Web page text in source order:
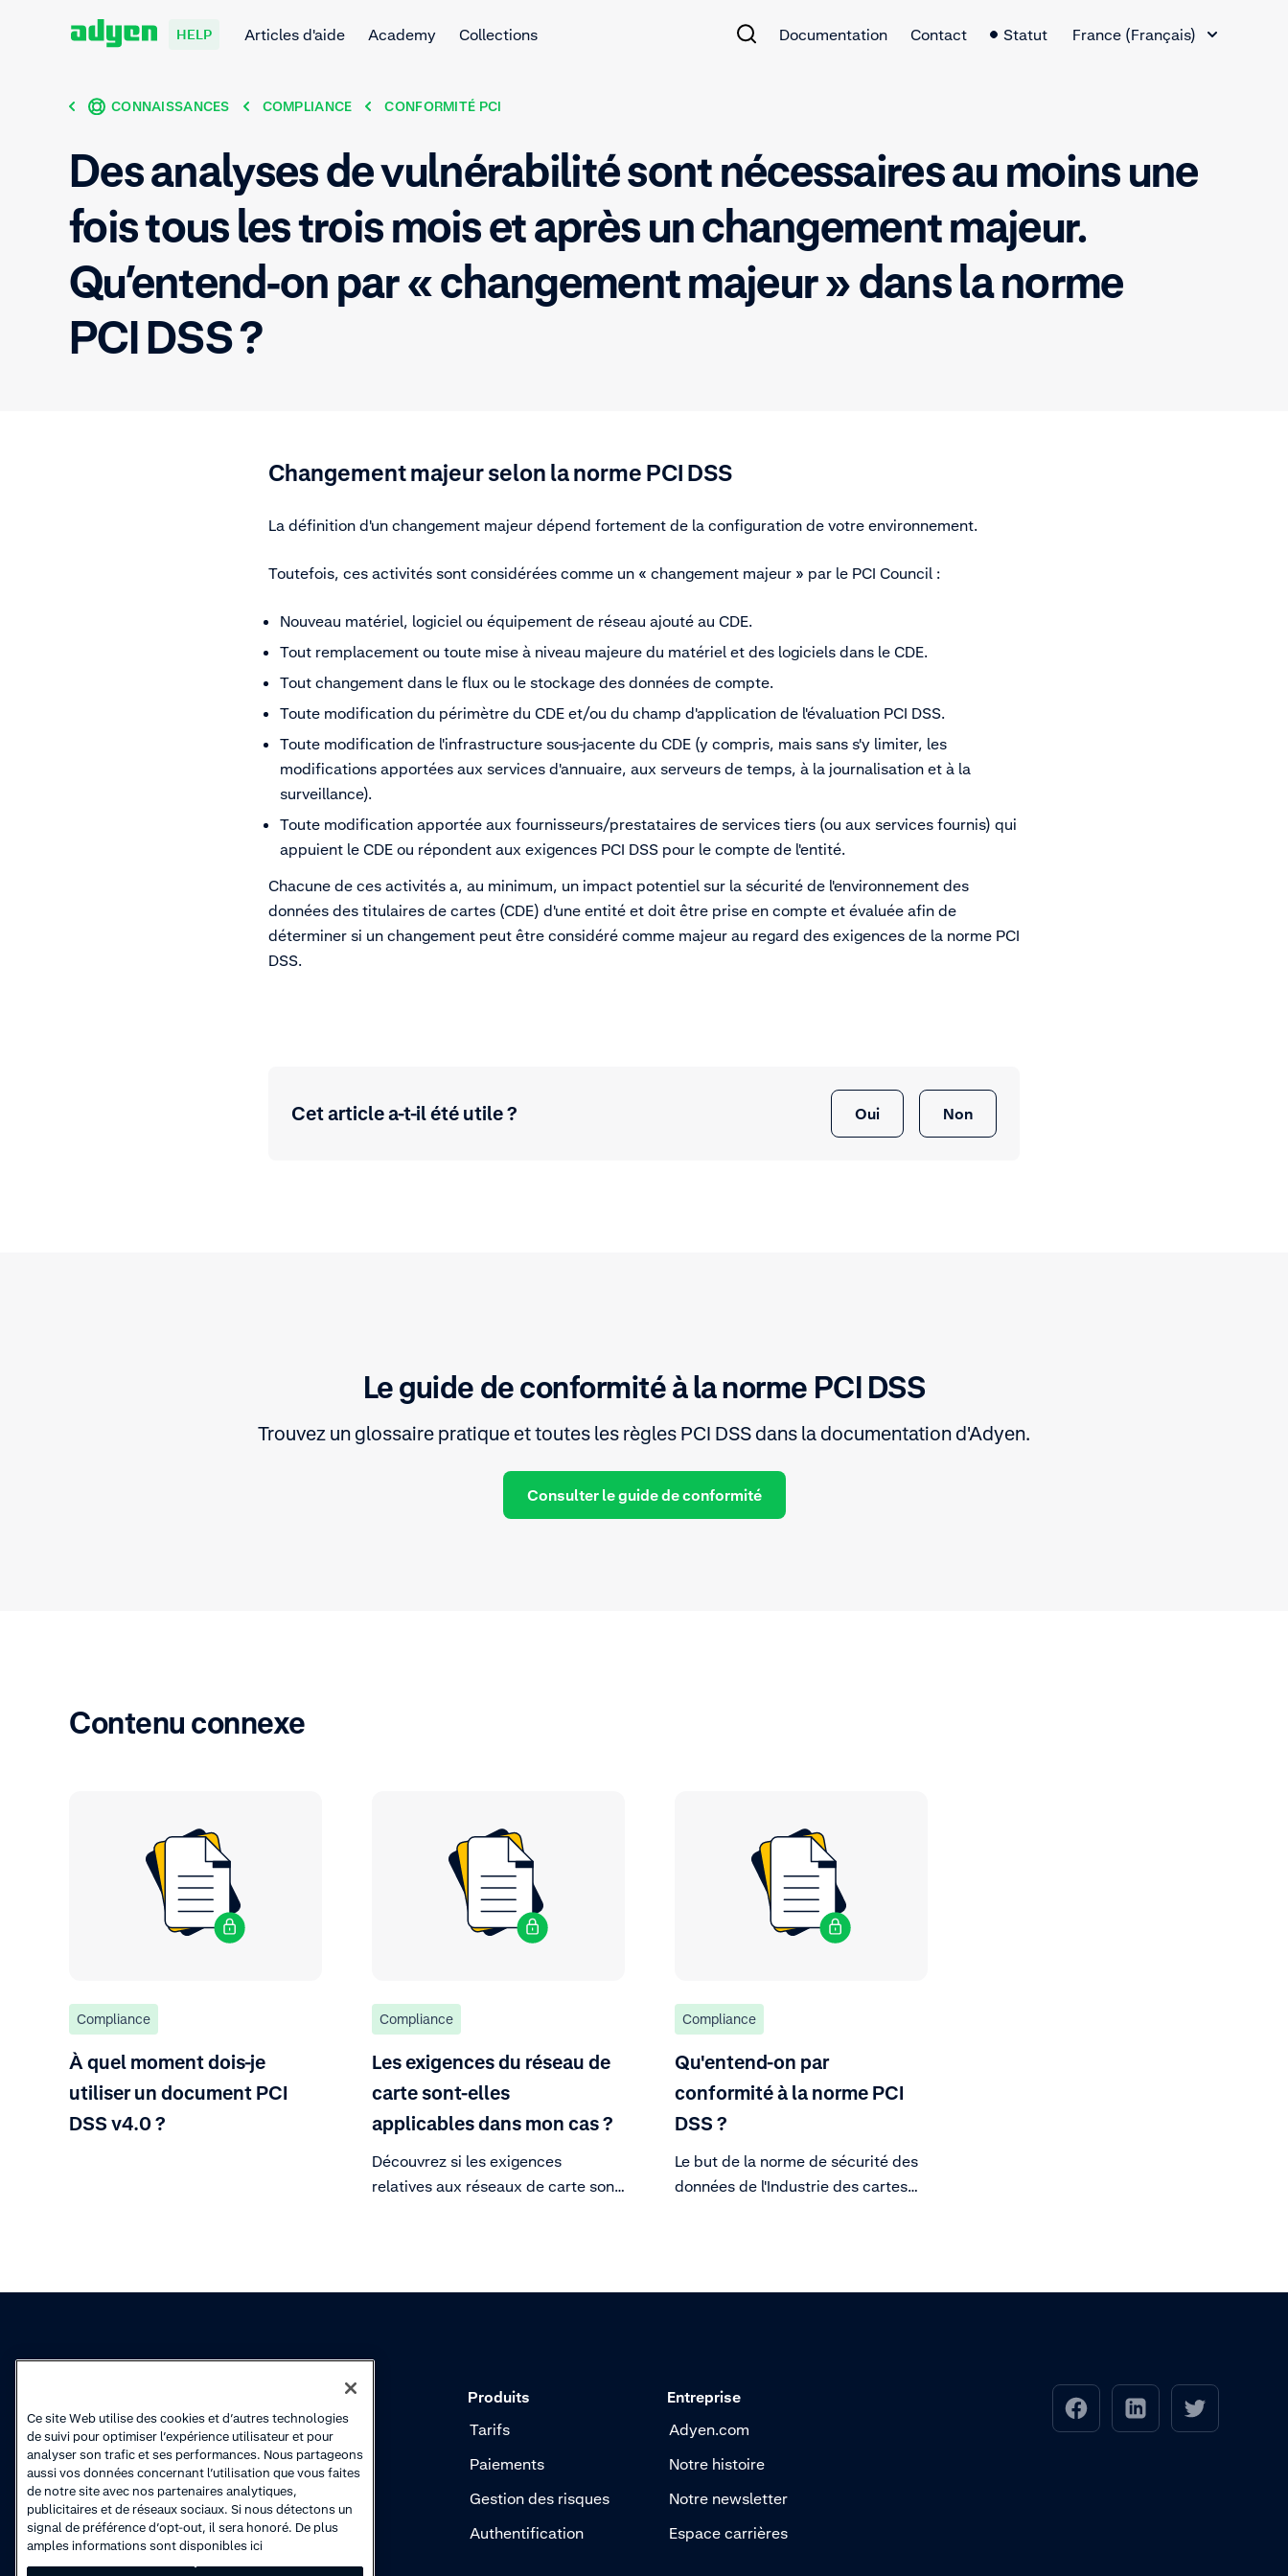
HELP Articles d'aide Academy Collections Documentation Contact Statut
France (Français)
CONNAISSANCES COMPLIANCE CONFORMITÉ PCI
Des analyses de vulnérabilité sont nécessaires au moins une
fois tous les trois mois et après un changement majeur.
Qu’entend-on par « changement majeur » dans la norme
PCI DSS ?
Changement majeur selon la norme PCI DSS
La définition d'un changement majeur dépend fortement de la configuration de votre environnement.
Toutefois, ces activités sont considérées comme un « changement majeur » par le PCI Council :
Nouveau matériel, logiciel ou équipement de réseau ajouté au CDE.
Tout remplacement ou toute mise à niveau majeure du matériel et des logiciels dans le CDE.
Tout changement dans le flux ou le stockage des données de compte.
Toute modification du périmètre du CDE et/ou du champ d'application de l'évaluation PCI DSS.
Toute modification de l'infrastructure sous-jacente du CDE (y compris, mais sans s'y limiter, les
modifications apportées aux services d'annuaire, aux serveurs de temps, à la journalisation et à la
surveillance).
Toute modification apportée aux fournisseurs/prestataires de services tiers (ou aux services fournis) qui
appuient le CDE ou répondent aux exigences PCI DSS pour le compte de l'entité.
Chacune de ces activités a, au minimum, un impact potentiel sur la sécurité de l'environnement des
données des titulaires de cartes (CDE) d'une entité et doit être prise en compte et évaluée afin de
déterminer si un changement peut être considéré comme majeur au regard des exigences de la norme PCI
DSS.
Cet article a-t-il été utile ? Oui Non
Le guide de conformité à la norme PCI DSS
Trouvez un glossaire pratique et toutes les règles PCI DSS dans la documentation d'Adyen.
Consulter le guide de conformité
Contenu connexe
Compliance
À quel moment dois-je
utiliser un document PCI
DSS v4.0 ?
Compliance
Les exigences du réseau de
carte sont-elles
applicables dans mon cas ?
Découvrez si les exigences
relatives aux réseaux de carte sont
Compliance
Qu'entend-on par
conformité à la norme PCI
DSS ?
Le but de la norme de sécurité des
données de l'Industrie des cartes
Collections
Actualité produits
Cours en ligne
Vidéos de
démonstration
Produits
Tarifs
Paiements
Gestion des risques
Authentification
Entreprise
Adyen.com
Notre histoire
Notre newsletter
Espace carrières
Ce site Web utilise des cookies et d’autres technologies
de suivi pour optimiser l’expérience utilisateur et pour
analyser son trafic et ses performances. Nous partageons
aussi vos données concernant l’utilisation que vous faites
de notre site avec nos partenaires analytiques,
publicitaires et de réseaux sociaux. Si nous détectons un
signal de préférence d’opt-out, il sera honoré. De plus
amples informations sont disponibles ici